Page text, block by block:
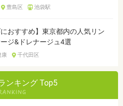
豊島区 池袋駅
におすすめ】東京都内の人気リン
ジ&ドレナージュ4選
康 千代田区
ンキング Top5